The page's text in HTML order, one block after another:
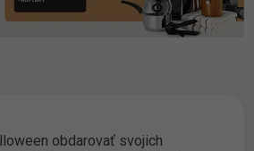
obdarovať svojich